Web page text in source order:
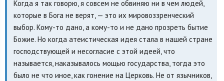
Когда я так говорю, я совсем не обвиняю ни в чем людей,
которые в Бога не верят, — это их мировоззренческий
выбор. Кому-то дано, а кому-то и не дано прозреть бытие
Божие. Но когда атеистическая идея стала в нашей стране
господствующей и несогласие с этой идеей, что
называется, наказывалось мощью государства, тогда это
было не что иное, как гонение на Церковь. Не от язычников,